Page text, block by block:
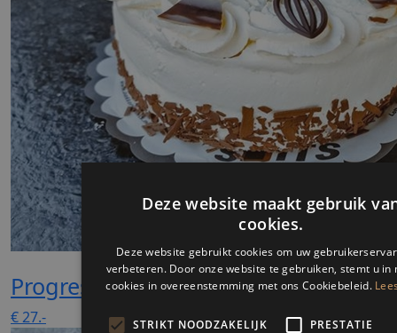
Progrestaart
€27.-